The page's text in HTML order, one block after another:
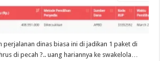
perjalanan dinas biasa ini di jadikan 1 paket di
di pecah ?.. uang hariannya ke swakelola…